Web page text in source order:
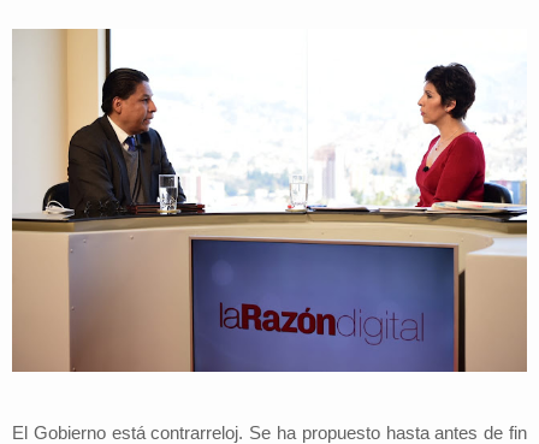
El Gobierno está contrarreloj. Se ha propuesto hasta antes de fin
Lee Más